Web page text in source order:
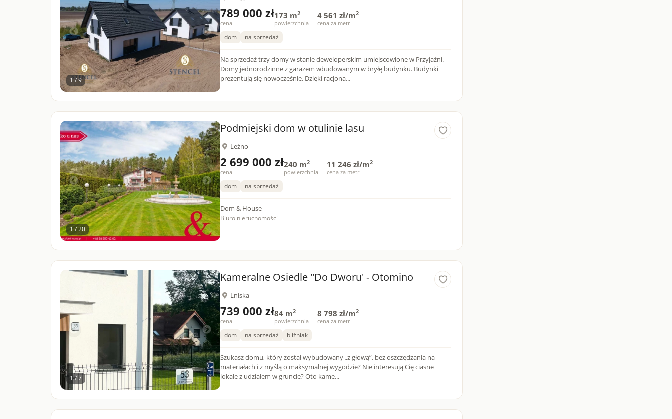
1 / 9
789 000 zł
cena
173 m2
powierzchnia
4 561 zł/m2
cena za metr
dom na sprzedaż
Na sprzedaż trzy domy w stanie deweloperskim umiejscowione w Przyjaźni.
Domy jednorodzinne z garażem wbudowanym w bryłę budynku. Budynki
prezentują się nowocześnie. Dzięki racjona...
1 / 20
Podmiejski dom w otulinie lasu
Leźno
2 699 000 zł
cena
240 m2
powierzchnia
11 246 zł/m2
cena za metr
dom na sprzedaż
Dom & House
Biuro nieruchomości
1 / 7
Kameralne Osiedle ''Do Dworu' - Otomino
Lniska
739 000 zł
cena
84 m2
powierzchnia
8 798 zł/m2
cena za metr
dom na sprzedaż bliźniak
Szukasz domu, który został wybudowany „z głową”, bez oszczędzania na
materiałach i z myślą o maksymalnej wygodzie? Nie interesują Cię ciasne
lokale z udziałem w gruncie? Oto kame...